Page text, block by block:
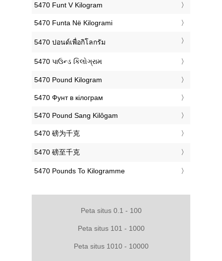
‎5470 Funt V Kilogram
‎5470 Funta Në Kilogrami
‎5470 ปอนด์เพื่อกิโลกรัม
‎5470 પાઉન્ડ કિલોગ્રામ
‎5470 Pound Kilogram
‎5470 Фунт в кілограм
‎5470 Pound Sang Kilôgam
‎5470 磅为千克
‎5470 磅至千克
‎5470 Pounds To Kilogramme
Peta situs 0.1 - 100
Peta situs 101 - 1000
Peta situs 1010 - 10000